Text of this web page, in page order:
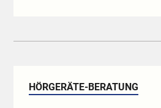
HÖRGERÄTE-BERATUNG